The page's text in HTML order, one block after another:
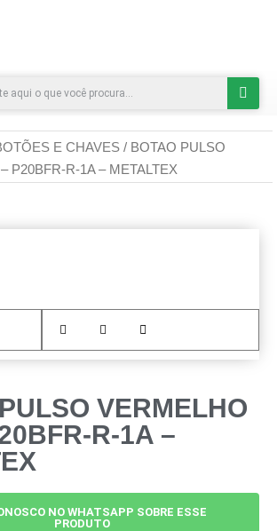
E CHAVES / BOTAO PULSO
P20BFR-R-1A – METALTEX
VERMELHO
R-1A –
NO WHATSAPP SOBRE ESSE
PRODUTO